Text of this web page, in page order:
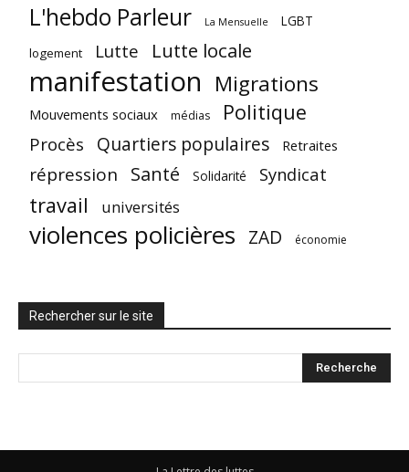
L'hebdo Parleur La Mensuelle
LGBT
logement
Lutte Lutte locale
manifestation Migrations
Mouvements sociaux médias Politique
Procès Quartiers populaires Retraites
répression Santé Solidarité Syndicat
travail universités
violences policières ZAD économie
Rechercher sur le site